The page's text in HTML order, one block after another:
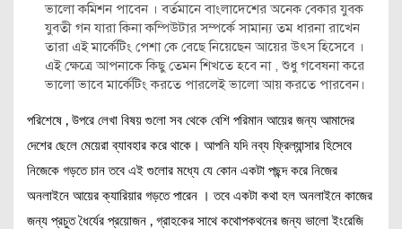
ভালো কমিশন পাবেন । বর্তমানে বাংলাদেশের অনেক বেকার যুবক
যুবতী গন যারা কিনা কম্পিউটার সম্পর্কে সামান্য তম ধারনা রাখেন
তারা এই মার্কেটিং পেশা কে বেছে নিয়েছেন আয়ের উৎস হিসেবে ।
এই ক্ষেত্রে আপনাকে কিছু তেমন শিখতে হবে না , শুধু গবেষনা করে
ভালো ভাবে মার্কেটিং করতে পারলেই ভালো আয় করতে পারবেন।
পরিশেষে , উপরে লেখা বিষয় গুলো সব থেকে বেশি পরিমান আয়ের জন্য আমাদের
দেশের ছেলে মেয়েরা ব্যাবহার করে থাকে। আপনি যদি নব্য ফ্রিল্যান্সার হিসেবে
নিজেকে গড়তে চান তবে এই গুলোর মধ্যে যে কোন একটা পছন্দ করে নিজের
অনলাইনে আয়ের ক্যারিয়ার গড়তে পারেন । তবে একটা কথা হল অনলাইনে কাজের
জন্য প্রচুত ধৈর্যের প্রয়োজন , গ্রাহকের সাথে কথোপকথনের জন্য ভালো ইংরেজি